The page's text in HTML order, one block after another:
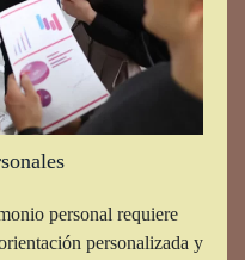
personal requiere
personalizada y